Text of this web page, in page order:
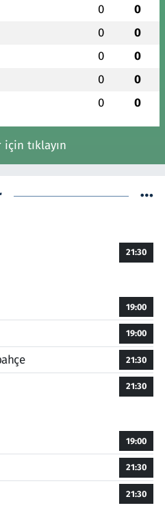
0 0
0 0
0 0
0 0
0 0
için tıklayın
21:30
19:00
19:00
21:30
21:30
19:00
21:30
21:30